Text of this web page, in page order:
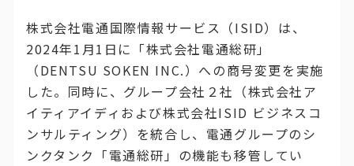
株式会社電通国際情報サービス（ISID）は、
2024年1月1日に「株式会社電通総研」
（DENTSU SOKEN INC.）への商号変更を実施
した。同時に、グループ会社２社（株式会社ア
イティアイディおよび株式会社ISID ビジネスコ
ンサルティング）を統合し、電通グループのシ
ンクタンク「電通総研」の機能も移管してい